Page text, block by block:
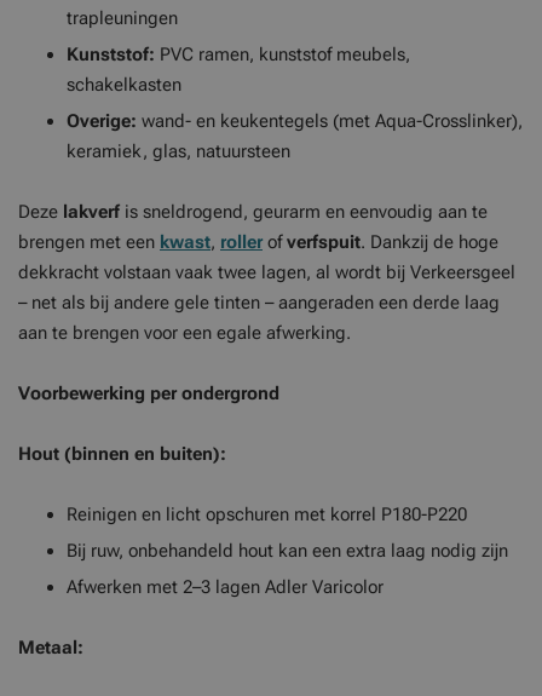
trapleuningen
Kunststof: PVC ramen, kunststof meubels,
schakelkasten
Overige: wand- en keukentegels (met Aqua-Crosslinker),
keramiek, glas, natuursteen
Deze lakverf is sneldrogend, geurarm en eenvoudig aan te
brengen met een kwast, roller ofverfspuit. Dankzij de hoge
dekkracht volstaan vaak twee lagen, al wordt bij Verkeersgeel
– net als bij andere gele tinten – aangeraden een derde laag
aan te brengen voor een egale afwerking.
Voorbewerking per ondergrond
Hout (binnen en buiten):
Reinigen en licht opschuren met korrel P180-P220
Bij ruw, onbehandeld hout kan een extra laag nodig zijn
Afwerken met 2–3 lagen Adler Varicolor
Metaal: